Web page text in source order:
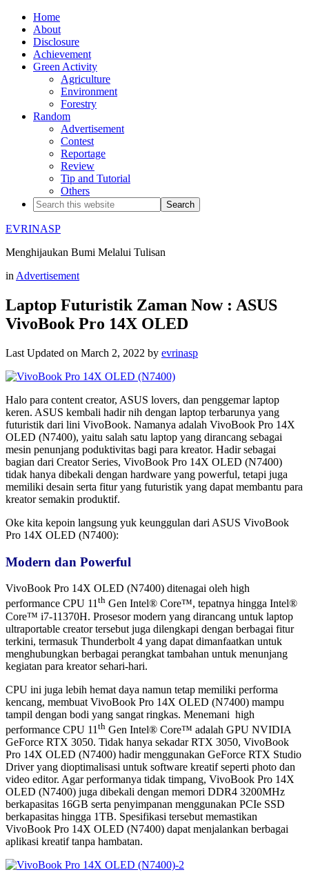
Home
About
Disclosure
Achievement
Green Activity
Agriculture
Environment
Forestry
Random
Advertisement
Contest
Reportage
Review
Tip and Tutorial
Others
EVRINASP
Menghijaukan Bumi Melalui Tulisan
in Advertisement
Laptop Futuristik Zaman Now : ASUS
VivoBook Pro 14X OLED
Last Updated on March 2, 2022 by evrinasp
Halo para content creator, ASUS lovers, dan penggemar laptop
keren. ASUS kembali hadir nih dengan laptop terbarunya yang
futuristik dari lini VivoBook. Namanya adalah VivoBook Pro 14X
OLED (N7400), yaitu salah satu laptop yang dirancang sebagai
mesin penunjang poduktivitas bagi para kreator. Hadir sebagai
bagian dari Creator Series, VivoBook Pro 14X OLED (N7400)
tidak hanya dibekali dengan hardware yang powerful, tetapi juga
memiliki desain serta fitur yang futuristik yang dapat membantu para
kreator semakin produktif.
Oke kita kepoin langsung yuk keunggulan dari ASUS VivoBook
Pro 14X OLED (N7400):
Modern dan Powerful
VivoBook Pro 14X OLED (N7400) ditenagai oleh high
performance CPU 11th Gen Intel® Core™, tepatnya hingga Intel®
Core™ i7-11370H. Prosesor modern yang dirancang untuk laptop
ultraportable creator tersebut juga dilengkapi dengan berbagai fitur
terkini, termasuk Thunderbolt 4 yang dapat dimanfaatkan untuk
menghubungkan berbagai perangkat tambahan untuk menunjang
kegiatan para kreator sehari-hari.
CPU ini juga lebih hemat daya namun tetap memiliki performa
kencang, membuat VivoBook Pro 14X OLED (N7400) mampu
tampil dengan bodi yang sangat ringkas. Menemani high
performance CPU 11 th Gen Intel® Core™ adalah GPU NVIDIA
GeForce RTX 3050. Tidak hanya sekadar RTX 3050, VivoBook
Pro 14X OLED (N7400) hadir menggunakan GeForce RTX Studio
Driver yang dioptimalisasi untuk software kreatif seperti photo dan
video editor. Agar performanya tidak timpang, VivoBook Pro 14X
OLED (N7400) juga dibekali dengan memori DDR4 3200MHz
berkapasitas 16GB serta penyimpanan menggunakan PCIe SSD
berkapasitas hingga 1TB. Spesifikasi tersebut memastikan
VivoBook Pro 14X OLED (N7400) dapat menjalankan berbagai
aplikasi kreatif tanpa hambatan.